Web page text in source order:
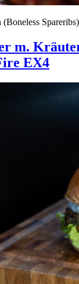
Spareribs)
m.
EX4